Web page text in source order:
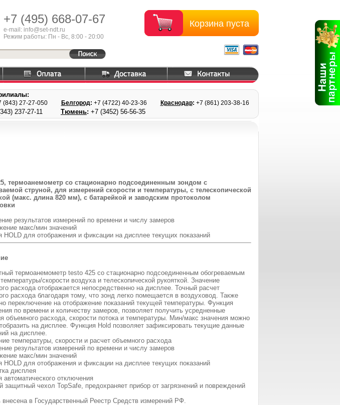
Корзина пуста
+7 (495) 668-07-67
e-mail: info@set-ndt.ru
Режим работы: Пн - Вс, 8:00 - 20:00
(843) 27-27-050 Белгород: +7 (4722) 40-23-36 Краснодар: +7 (861) 203-38-16
237-27-11 Тюмень: +7 (3452) 56-56-35
термоанемометр со стационарно подсоединенным зондом с
струной, для измерений скорости и температуры, с телескопической
(макс. длина 820 мм), с батарейкой и заводским протоколом
результатов измерений по времени и числу замеров
макс/мин значений
HOLD для отображения и фиксации на дисплее текущих показаний
термоанемометр testo 425 со стационарно подсоединенным обогреваемым
скорости воздуха и телескопической рукояткой. Значение
расхода отображается непосредственно на дисплее. Точный расчет
расхода благодаря тому, что зонд легко помещается в воздуховод. Также
переключение на отображение показаний текущей температуры. Функция
по времени и количеству замеров, позволяет получить усредненные
объемного расхода, скорости потока и температуры. Мин/макс значения можно
на дисплее. Функция Hold позволяет зафиксировать текущие данные
на дисплее.
температуры, скорости и расчет объемного расхода
результатов измерений по времени и числу замеров
макс/мин значений
HOLD для отображения и фиксации на дисплее текущих показаний
дисплея
автоматического отключения
защитный чехол TopSafe, предохраняет прибор от загрязнений и повреждений
в Государственный Реестр Средств измерений РФ.